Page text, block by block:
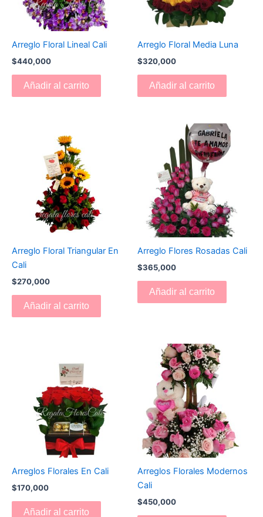
Arreglo Floral Lineal Cali
$440,000
Añadir al carrito
Arreglo Floral Media Luna
$320,000
Añadir al carrito
Arreglo Floral Triangular En
Cali
$270,000
Añadir al carrito
Arreglo Flores Rosadas Cali
$365,000
Añadir al carrito
Arreglos Florales En Cali
$170,000
Añadir al carrito
Arreglos Florales Modernos
Cali
$450,000